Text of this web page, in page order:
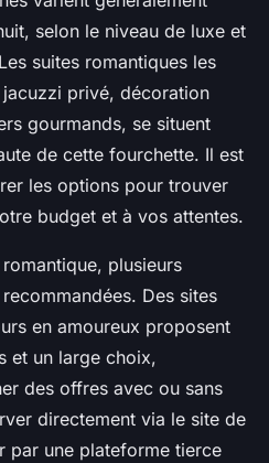
selon le niveau de luxe et
suites romantiques les
privé, décoration
gourmands, se situent
de cette fourchette. Il est
les options pour trouver
budget et à vos attentes.
plusieurs
Des sites
en amoureux proposent
et un large choix,
des offres avec ou sans
directement via le site de
par une plateforme tierce